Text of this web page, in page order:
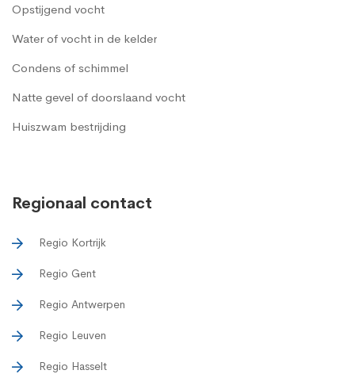
Opstijgend vocht
Water of vocht in de kelder
Condens of schimmel
Natte gevel of doorslaand vocht
Huiszwam bestrijding
Regionaal contact
Regio Kortrijk
Regio Gent
Regio Antwerpen
Regio Leuven
Regio Hasselt